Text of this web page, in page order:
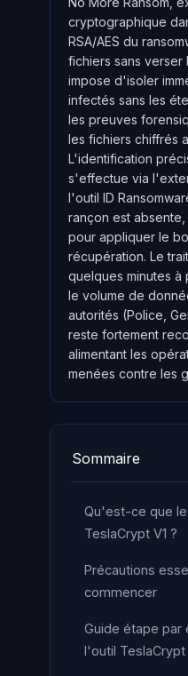
cryptographique
RSA/AES du
fichiers sans verser
impose d'isoler
infectés sans les
les preuves
les fichiers chiffrés
L'identification
s'effectue via
l'outil ID
rançon est
pour appliquer le
récupération. Le
quelques minutes à
le volume de
autorités (Police,
reste fortement
alimentant les
menées contre les
Sommaire
Qu'est-ce que
TeslaCrypt V1 ?
Précautions
commencer
Guide étape par
l'outil TeslaCrypt